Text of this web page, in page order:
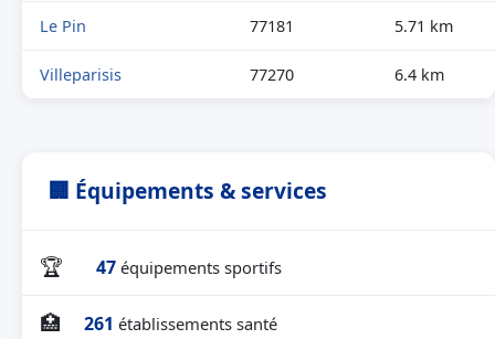
Le Pin 77181 5.71 km
Villeparisis 77270 6.4 km
🏢 Équipements & services
🏆 47 équipements sportifs
🏥 261 établissements santé